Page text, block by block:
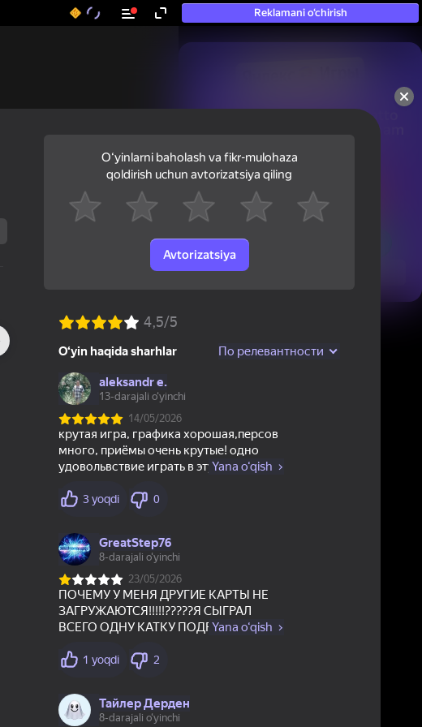
Reklamani o‘chirish
50+ eng yaxshi o‘yinlar, hatto
«o‘ynamaydigan» odamlar ham
Oʻyinlarni baholash va fikr-mulohaza
qoldirish uchun avtorizatsiya qiling
Avtorizatsiya